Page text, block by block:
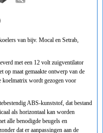
van bijv. Mocal en Setrab,
met een 12 volt zuigventilator
op maat gemaakte ontwerp van de
koelmatrix wordt gezogen voor
ABS-kunststof, dat bestand
als horizontaal kan worden
alle benodigde beugels en
dat er aanpassingen aan de